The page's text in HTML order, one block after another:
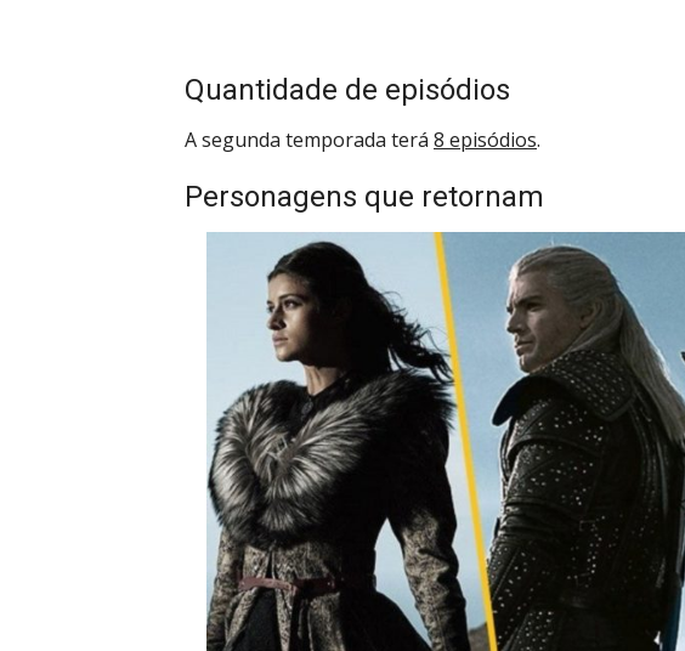
Quantidade de episódios
A segunda temporada terá 8 episódios.
Personagens que retornam